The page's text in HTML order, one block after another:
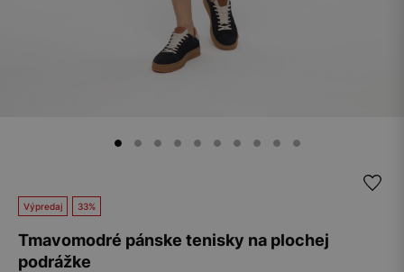
Výpredaj 33%
Tmavomodré pánske tenisky na plochej
podrážke